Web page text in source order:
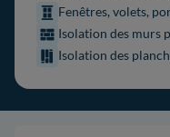
Fenêtres, volets,
Isolation des murs
Isolation des